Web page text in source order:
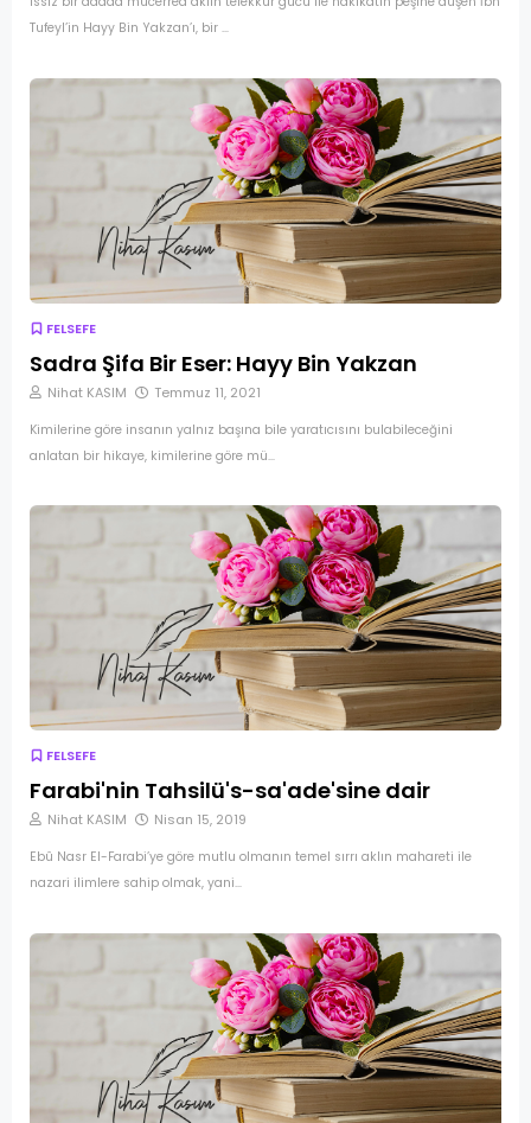
Tufeyl’in Hayy Bin Yakzan’ı, bir …
FELSEFE
Sadra Şifa Bir Eser: Hayy Bin Yakzan
Nihat KASIM Temmuz 11, 2021
Kimilerine göre insanın yalnız başına bile yaratıcısını bulabileceğini
anlatan bir hikaye, kimilerine göre mü…
FELSEFE
Farabi'nin Tahsilü's-sa'ade'sine dair
Nihat KASIM Nisan 15, 2019
Ebû Nasr El-Farabi’ye göre mutlu olmanın temel sırrı aklın mahareti ile
nazari ilimlere sahip olmak, yani…